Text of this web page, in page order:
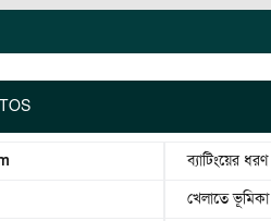
ব্যাটিংয়ের ধরণ
খেলাতে ভূমিকা